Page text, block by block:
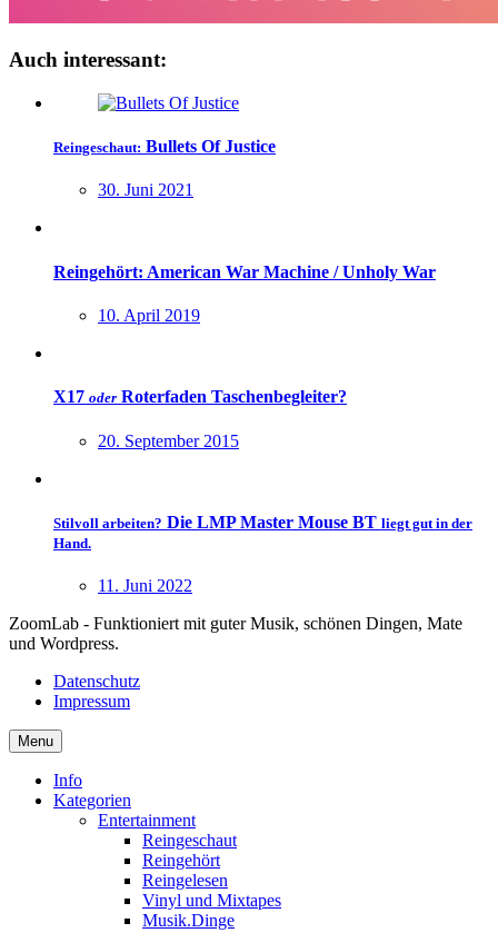
Auch interessant:
Reingeschaut: Bullets Of Justice
30. Juni 2021
Reingehört: American War Machine / Unholy War
10. April 2019
X17 oder Roterfaden Taschenbegleiter?
20. September 2015
Stilvoll arbeiten? Die LMP Master Mouse BT liegt gut in der
Hand.
11. Juni 2022
ZoomLab - Funktioniert mit guter Musik, schönen Dingen, Mate
und Wordpress.
Datenschutz
Impressum
Menu
Info
Kategorien
Entertainment
Reingeschaut
Reingehört
Reingelesen
Vinyl und Mixtapes
Musik.Dinge